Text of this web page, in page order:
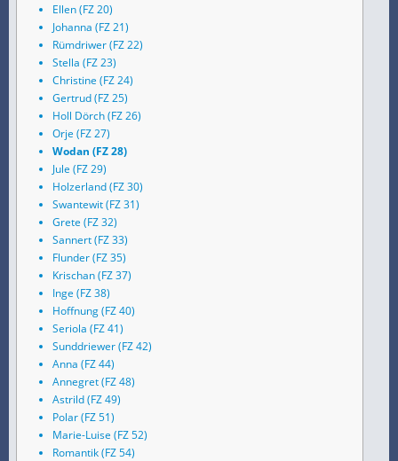
Ellen (FZ 20)
Johanna (FZ 21)
Rümdriwer (FZ 22)
Stella (FZ 23)
Christine (FZ 24)
Gertrud (FZ 25)
Holl Dörch (FZ 26)
Orje (FZ 27)
Wodan (FZ 28)
Jule (FZ 29)
Holzerland (FZ 30)
Swantewit (FZ 31)
Grete (FZ 32)
Sannert (FZ 33)
Flunder (FZ 35)
Krischan (FZ 37)
Inge (FZ 38)
Hoffnung (FZ 40)
Seriola (FZ 41)
Sunddriewer (FZ 42)
Anna (FZ 44)
Annegret (FZ 48)
Astrild (FZ 49)
Polar (FZ 51)
Marie-Luise (FZ 52)
Romantik (FZ 54)